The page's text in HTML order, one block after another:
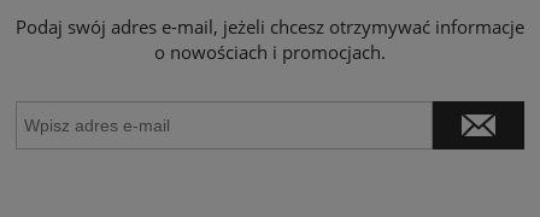
Podaj swój adres e-mail, jeżeli chcesz otrzymywać informacje
o nowościach i promocjach.